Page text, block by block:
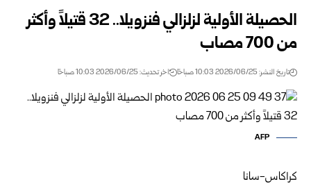
الحصيلة الأولية لزلزالي فنزويلا.. 32 قتيلاً وأكثر
من 700 مصاب
تاريخ النشر: 2026/06/25 10:03 صباحًا اخر تحديث: 2026/06/25 10:03 صباحًا
AFP
كراكاس-سانا‏